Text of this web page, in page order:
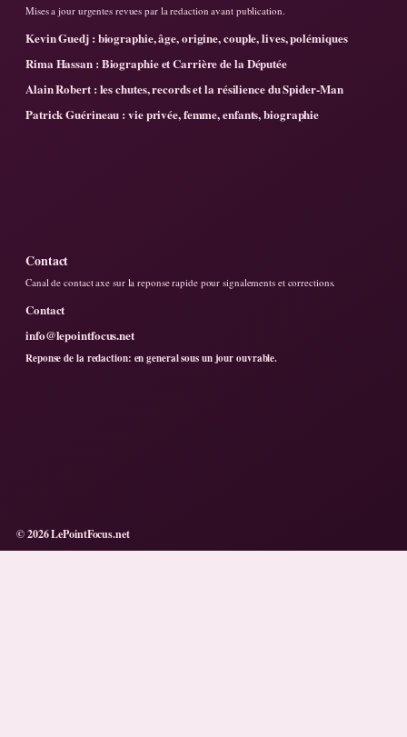
Mises a jour urgentes revues par la redaction avant publication.
Kevin Guedj : biographie, âge, origine, couple, lives, polémiques
Rima Hassan : Biographie et Carrière de la Députée
Alain Robert : les chutes, records et la résilience du Spider-Man
Patrick Guérineau : vie privée, femme, enfants, biographie
Contact
Canal de contact axe sur la reponse rapide pour signalements et corrections.
Contact
info@lepointfocus.net
Reponse de la redaction: en general sous un jour ouvrable.
© 2026 LePointFocus.net